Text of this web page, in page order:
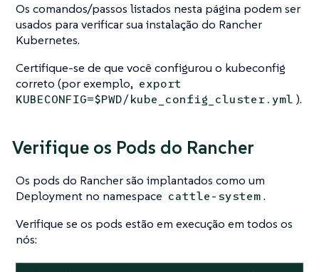
Os comandos/passos listados nesta página podem ser
usados para verificar sua instalação do Rancher
Kubernetes.
Certifique-se de que você configurou o kubeconfig
correto (por exemplo, export
KUBECONFIG=$PWD/kube_config_cluster.yml ).
Verifique os Pods do Rancher
Os pods do Rancher são implantados como um
Deployment no namespace cattle-system.
Verifique se os pods estão em execução em todos os
nós: